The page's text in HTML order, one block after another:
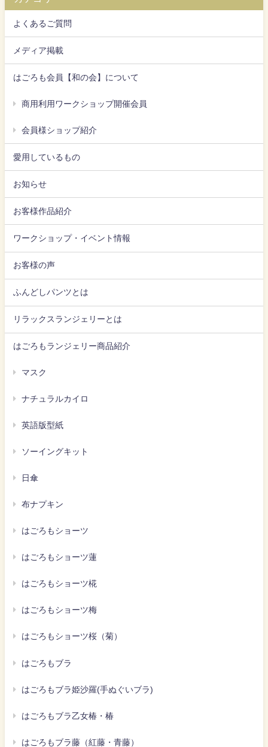
よくあるご質問
メディア掲載
はごろも会員【和の会】について
商用利用ワークショップ開催会員
会員様ショップ紹介
愛用しているもの
お知らせ
お客様作品紹介
ワークショップ・イベント情報
お客様の声
ふんどしパンツとは
リラックスランジェリーとは
はごろもランジェリー商品紹介
マスク
ナチュラルカイロ
英語版型紙
ソーイングキット
日傘
布ナプキン
はごろもショーツ
はごろもショーツ蓮
はごろもショーツ椛
はごろもショーツ梅
はごろもショーツ桜（菊）
はごろもブラ
はごろもブラ姫沙羅(手ぬぐいブラ)
はごろもブラ乙女椿・椿
はごろもブラ藤（紅藤・青藤）